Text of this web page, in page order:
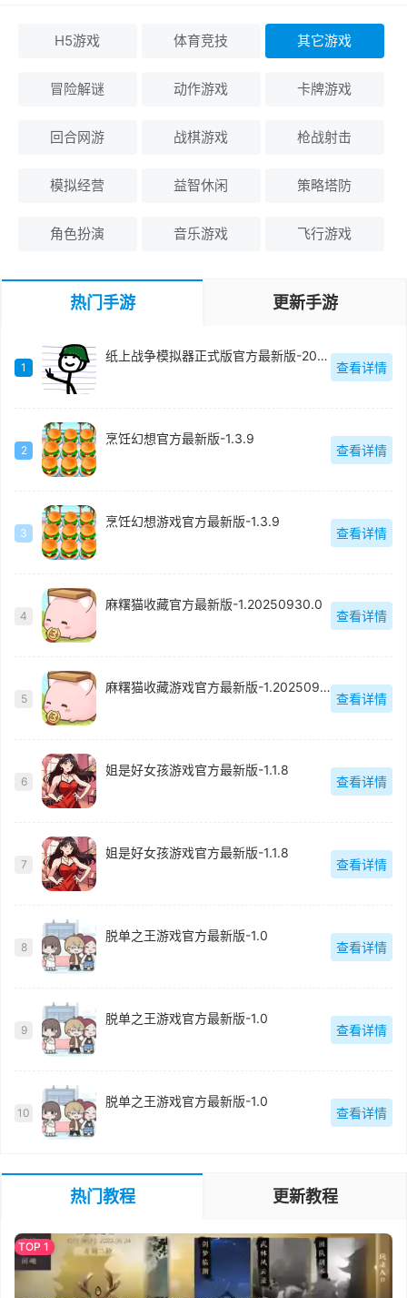
H5游戏 体育竞技 其它游戏
冒险解谜 动作游戏 卡牌游戏
回合网游 战棋游戏 枪战射击
模拟经营 益智休闲 策略塔防
角色扮演 音乐游戏 飞行游戏
热门手游 更新手游
1
纸上战争模拟器正式版官方最新版-2023.10.10
查看详情
2
烹饪幻想官方最新版-1.3.9
查看详情
3
烹饪幻想游戏官方最新版-1.3.9
查看详情
4
麻糬猫收藏官方最新版-1.20250930.0
查看详情
5
麻糬猫收藏游戏官方最新版-1.20250930.0
查看详情
6
姐是好女孩游戏官方最新版-1.1.8
查看详情
7
姐是好女孩游戏官方最新版-1.1.8
查看详情
8
脱单之王游戏官方最新版-1.0
查看详情
9
脱单之王游戏官方最新版-1.0
查看详情
10
脱单之王游戏官方最新版-1.0
查看详情
热门教程 更新教程